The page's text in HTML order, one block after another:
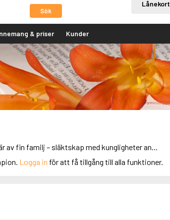
Sök
Lånekort
& priser Kunder
av fin familj – släktskap med kungligheter an...
Logga in för att få tillgång till alla funktioner.